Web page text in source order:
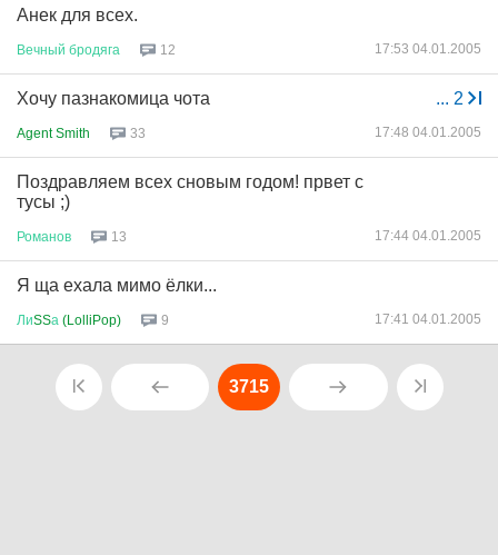
Анек для всех.
Вечный бродяга 12 17:53 04.01.2005
... 2
Хочу пазнакомица чота
Agent Smith 33 17:48 04.01.2005
Поздравляем всех сновым годом! првет с
тусы ;)
Романов 13 17:44 04.01.2005
Я ща ехала мимо ёлки...
ЛиSSа (LolliPop) 9 17:41 04.01.2005
3715